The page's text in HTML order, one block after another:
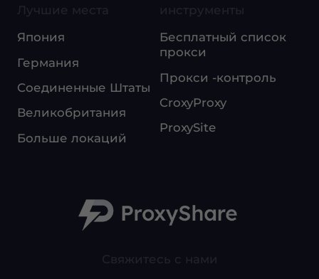
Свяжитесь с нами
Лучшие места
Япония
Германия
Соединенные Штаты
Великобритания
Больше локаций
инструменты
Бесплатный список
прокси
Прокси -контроль
CroxyProxy
ProxySite